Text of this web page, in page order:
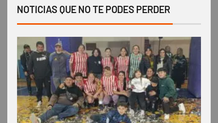
NOTICIAS QUE NO TE PODES PERDER